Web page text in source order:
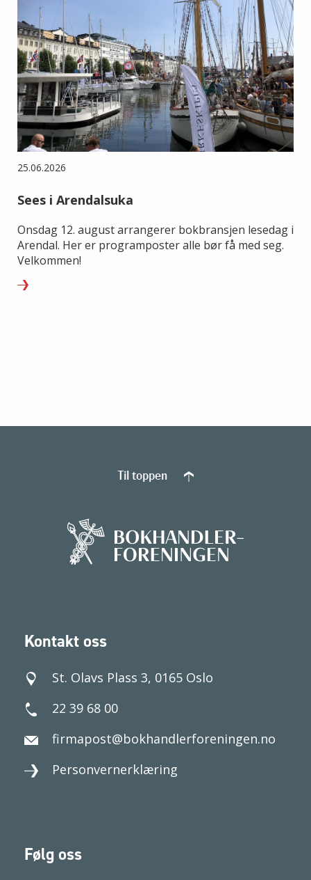
25.06.2026
Sees i Arendalsuka
Onsdag 12. august arrangerer bokbransjen lesedag i
Arendal. Her er programposter alle bør få med seg.
Velkommen!
Kontakt oss
St. Olavs Plass 3, 0165 Oslo
22 39 68 00
firmapost@bokhandlerforeningen.no
Personvernerklæring
Følg oss
Til toppen